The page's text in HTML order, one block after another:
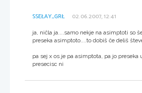
SSEŁAY_GRŁ 02.06.2007, 12:41
ja, ničla ja....samo nekje na asimptoti so
preseka asimptoto....to dobiš če deliš
pa sej x os je pa asimptota, pa jo preseka
presecisc ni